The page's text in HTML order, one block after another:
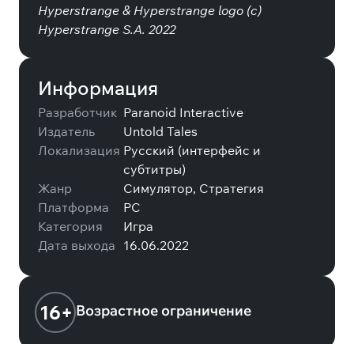
Hyperstrange & Hyperstrange logo (c)
Hyperstrange S.A. 2022
Информация
Разработчик Paranoid Interactive
Издатель
Untold Tales
Локализация Русский (интерфейс и
субтитры)
Жанр
Симулятор, Стратегия
Платформа
PC
Категория
Игра
Дата выхода 16.06.2022
16+ Возрастное ограничение